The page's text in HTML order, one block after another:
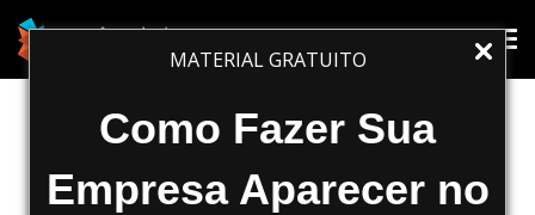
MATERIAL GRATUITO
Como Fazer Sua
Empresa Aparecer no
MARKETING DIGITAL
versão 2.8.3 em português, atualize-o para